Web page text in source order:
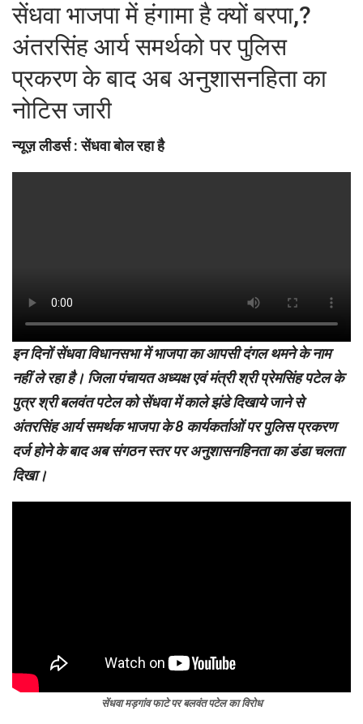
सेंधवा भाजपा में हंगामा है क्यों बरपा,?
अंतरसिंह आर्य समर्थको पर पुलिस
प्रकरण के बाद अब अनुशासनहिता का
नोटिस जारी
न्यूज़ लीडर्स : सेंधवा बोल रहा है
इन दिनों सेंधवा विधानसभा में भाजपा का आपसी दंगल थमने के नाम
नहीं ले रहा है। जिला पंचायत अध्यक्ष एवं मंत्री श्री प्रेमसिंह पटेल के
पुत्र श्री बलवंत पटेल को सेंधवा में काले झंडे दिखाये जाने से
अंतरसिंह आर्य समर्थक भाजपा के 8 कार्यकर्ताओं पर पुलिस प्रकरण
दर्ज होने के बाद अब संगठन स्तर पर अनुशासनहिनता का डंडा चलता
दिखा।
सेंधवा मड़गांव फाटे पर बलवंत पटेल का विरोध